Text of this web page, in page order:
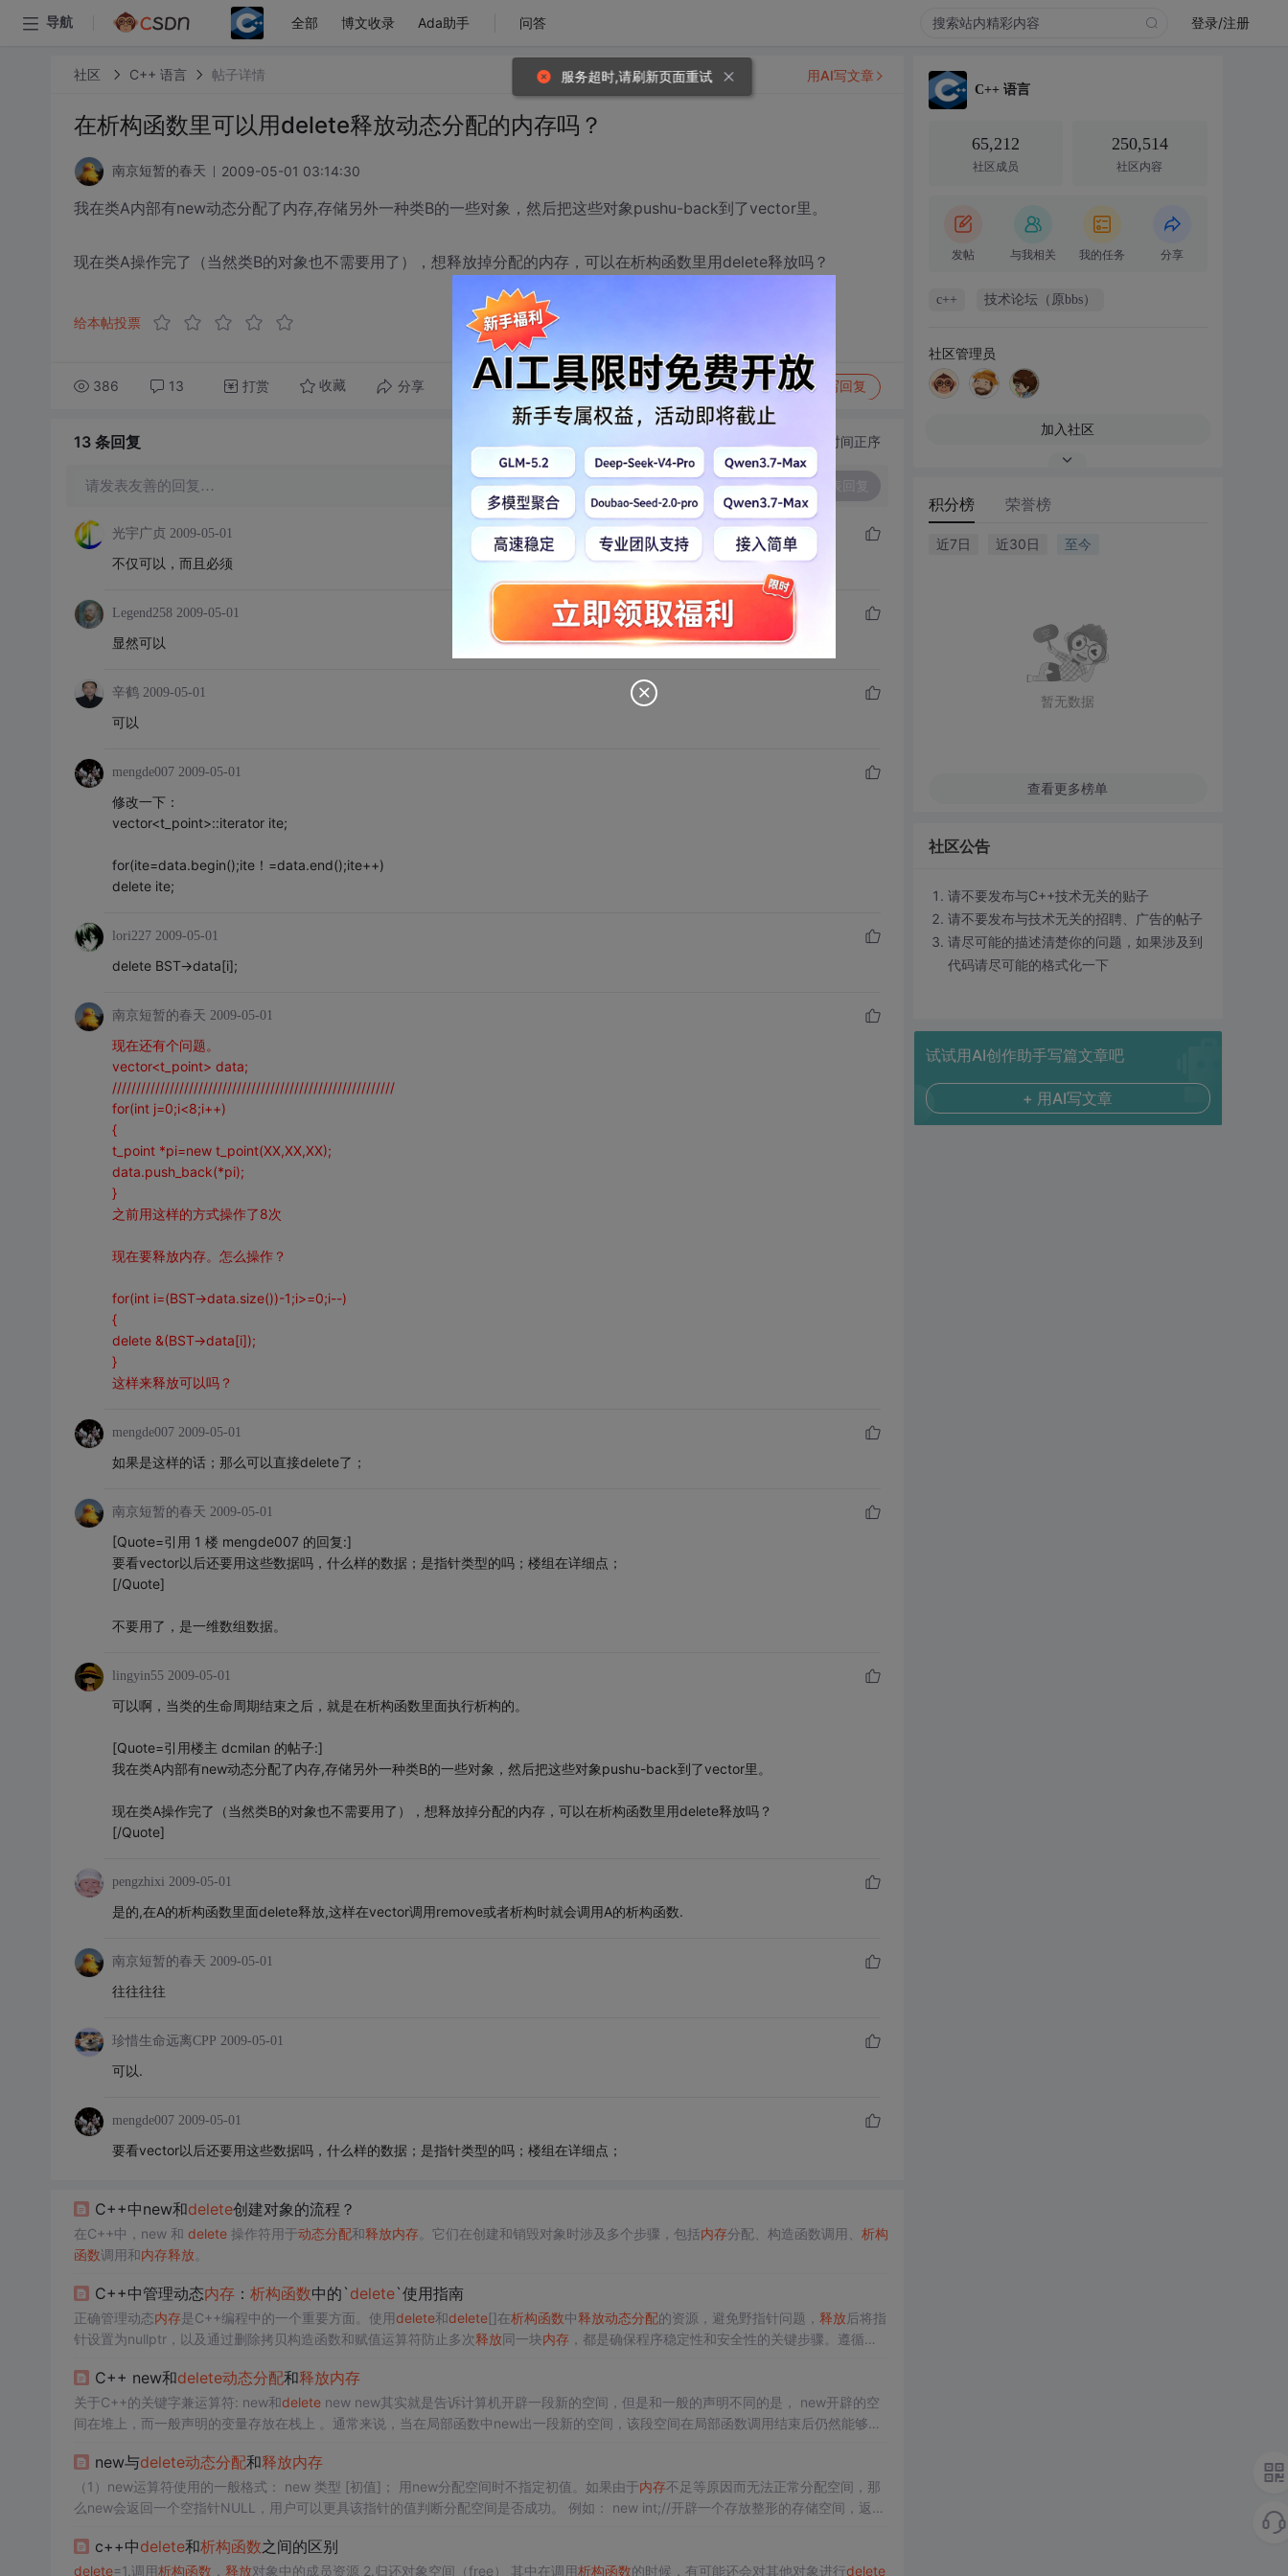
导航 全部 博文收录 Ada助手 问答 登录/注册
社区 C++ 语言 帖子详情
在析构函数里可以用delete释放动态分配的内存吗？
南京短暂的春天 2009-05-01 03:14:30
我在类A内部有new动态分配了内存,存储另外一种类B的一些对象，然后把这些对象pushu-back到了vector里。
现在类A操作完了（当然类B的对象也不需要用了），想释放掉分配的内存，可以在析构函数里用delete释放吗？
给本帖投票
386 13 打赏 收藏 分享 转发到动态 举报 写回复
用AI写文章
13 条回复 切换为时间正序
请发表友善的回复… 发表回复
光宇广贞 2009-05-01
不仅可以，而且必须
Legend258 2009-05-01
显然可以
辛鹤 2009-05-01
可以
mengde007 2009-05-01
修改一下：
vector<t_point>::iterator ite;
for(ite=data.begin();ite！=data.end();ite++)
delete ite;
lori227 2009-05-01
delete BST->data[i];
南京短暂的春天 2009-05-01
现在还有个问题。
vector<t_point> data;
///////////////////////////////////////////////////////////
for(int j=0;i<8;i++)
{
t_point *pi=new t_point(XX,XX,XX);
data.push_back(*pi);
}
之前用这样的方式操作了8次
现在要释放内存。怎么操作？
for(int i=(BST->data.size())-1;i>=0;i--)
{
delete &(BST->data[i]);
}
这样来释放可以吗？
mengde007 2009-05-01
如果是这样的话；那么可以直接delete了；
南京短暂的春天 2009-05-01
[Quote=引用 1 楼 mengde007 的回复:]
要看vector以后还要用这些数据吗，什么样的数据；是指针类型的吗；楼组在详细点；
[/Quote]
不要用了，是一维数组数据。
lingyin55 2009-05-01
可以啊，当类的生命周期结束之后，就是在析构函数里面执行析构的。
[Quote=引用楼主 dcmilan 的帖子:]
我在类A内部有new动态分配了内存,存储另外一种类B的一些对象，然后把这些对象pushu-back到了vector里。
现在类A操作完了（当然类B的对象也不需要用了），想释放掉分配的内存，可以在析构函数里用delete释放吗？
[/Quote]
pengzhixi 2009-05-01
是的,在A的析构函数里面delete释放,这样在vector调用remove或者析构时就会调用A的析构函数.
南京短暂的春天 2009-05-01
往往往往
珍惜生命远离CPP 2009-05-01
可以.
mengde007 2009-05-01
要看vector以后还要用这些数据吗，什么样的数据；是指针类型的吗；楼组在详细点；
C++中new和delete创建对象的流程？
在C++中，new 和 delete操作符用于动态分配和释放内存 。它们在创建和销毁对象时涉及多个步骤，包括内存分配、构造函数调用、 析构
函数调用和内存释放
C++中管理动态内存： 析构函数中的` delete`使用指南
正确管理动态内存是C++编程中的一个重要方面。使用delete和delete[]在析构函数中释放动态分配的资源，避免野指针问题， 释放后将指
针设置为nullptr，以及通过删除拷贝构造函数和赋值运算符防止多次释放同一块内存 ，都是确保程序稳定性和安全性的关键步骤。遵循这
C++ new和delete动态分配和释放内存
关于C++的关键字兼运算符: new和deletenew new其实就是告诉计算机开辟一段新的空间，但是和一般的声明不同的是， new开辟的空
间在堆上，而一般声明的变量存放在栈上 。通常来说，当在局部函数中new出一段新的空间，该段空间在局部函数调用结束后仍然能够使
段地址 为什么需要new来开辟内存空间: 比如说 数组的长度是预先定义好的，在整个程序中固定不变。C++ 不允
new与delete动态分配和释放内存
（1）new运算符使用的一般格式： new 类型 [初值]； 用new分配空间时不指定初值。如果由于内存不足等原因而无法正常分配空间，那
么new会返回一个空指针NULL，用户可以更具该指针的值判断分配空间是否成功。 例如： new int;//开辟一个存放整形的存储空间，返回
c++中delete和析构函数之间的区别
delete=1.调用析构函数 ， 释放 对象中的成员资源 2.归还对象空间（free） 其中在调用析构函数的时候，有可能还会对其他对象进行delete
C++ 语言
65,212
社区成员
250,514
社区内容
发帖 与我相关 我的任务 分享
c++ 技术论坛（原bbs）
社区管理员
加入社区
积分榜 荣誉榜
近7日 近30日 至今
暂无数据
查看更多榜单
社区公告
请不要发布与C++技术无关的贴子
请不要发布与技术无关的招聘、广告的帖子
请尽可能的描述清楚你的问题，如果涉及到
代码请尽可能的格式化一下
试试用AI创作助手写篇文章吧
+ 用AI写文章
服务超时,请刷新页面重试